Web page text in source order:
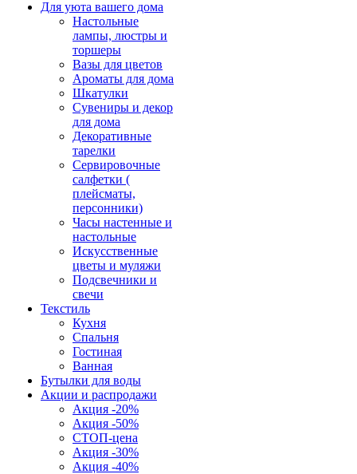
Для уюта вашего дома
Настольные
лампы, люстры и
торшеры
Вазы для цветов
Ароматы для дома
Шкатулки
Сувениры и декор
для дома
Декоративные
тарелки
Сервировочные
салфетки (
плейсматы,
персонники)
Часы настенные и
настольные
Искусственные
цветы и муляжи
Подсвечники и
свечи
Текстиль
Кухня
Спальня
Гостиная
Ванная
Бутылки для воды
Акции и распродажи
Акция -20%
Акция -50%
СТОП-цена
Акция -30%
Акция -40%